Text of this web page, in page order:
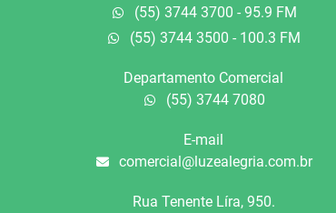
(55) 3744 3700 - 95.9 FM
(55) 3744 3500 - 100.3 FM
Departamento Comercial
(55) 3744 7080
E-mail
comercial@luzealegria.com.br
Rua Tenente Líra, 950.